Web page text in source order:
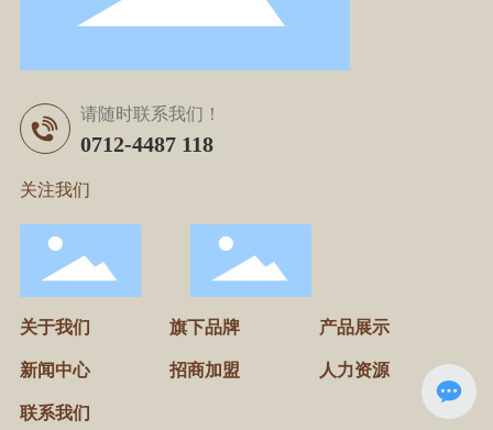
请随时联系我们！
0712-4487 118
关注我们
关于我们 旗下品牌 产品展示
新闻中心 招商加盟 人力资源
联系我们